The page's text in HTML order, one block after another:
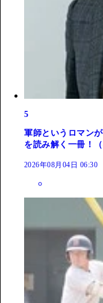
5
軍師というロマン
を読み解く一冊！
2026年08月04日 06:30